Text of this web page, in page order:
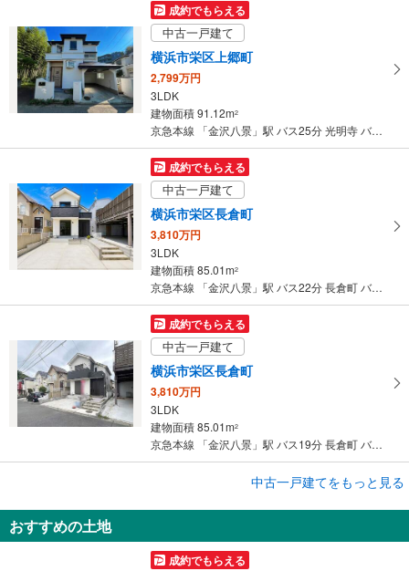
イ
ペ
ー
ジ
に
存
る
成約でもらえる
中古一戸建て
横浜市栄区上郷町
2,799万円
3LDK
建物面積 91.12m2
京急本線 「金沢八景」駅 バス25分 光明寺 バス停下車 徒歩3分
成約でもらえる
中古一戸建て
横浜市栄区長倉町
3,810万円
3LDK
建物面積 85.01m2
京急本線 「金沢八景」駅 バス22分 長倉町 バス停下車 徒歩4分
成約でもらえる
中古一戸建て
横浜市栄区長倉町
3,810万円
3LDK
建物面積 85.01m2
京急本線 「金沢八景」駅 バス19分 長倉町 バス停下車 徒歩4分
4,080万円
4LDK
中古一戸建てをもっと見る
おすすめの土地
成約でもらえる